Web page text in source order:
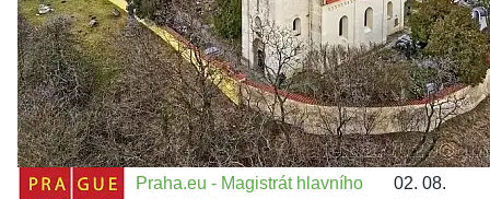
Metropolitn...
Praha.eu - Magistrát hlavního
02. 08.